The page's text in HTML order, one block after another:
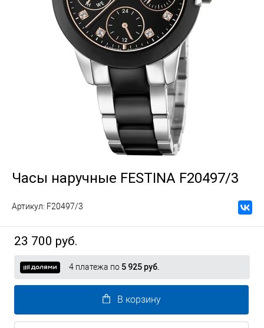
Часы наручные FESTINA F20497/3
Артикул: F20497/3
23 700 руб.
4 платежа по 5 925 руб.
В корзину